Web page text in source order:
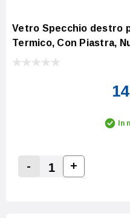
Vetro Specchio destro
Termico, Con Piastra,
In
Decrease Quantity:
-
Increase
+